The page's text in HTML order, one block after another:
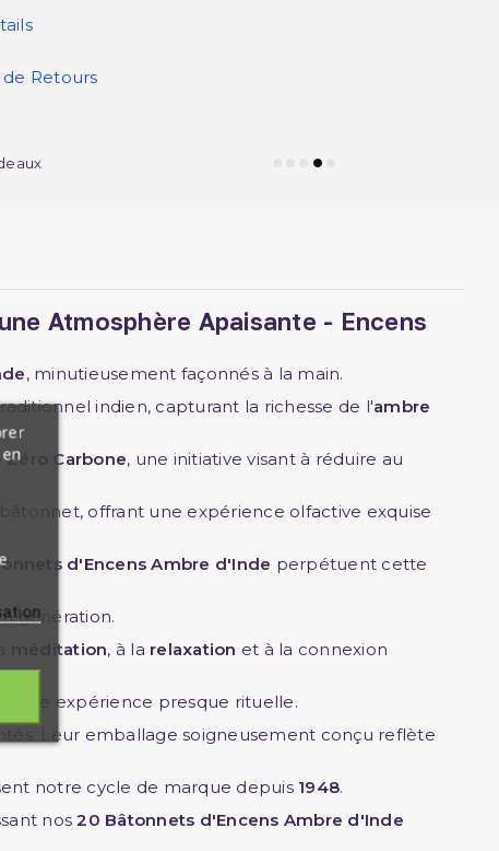
Retours
Atmosphère Apaisante - Encens
, minutieusement façonnés à la main.
indien, capturant la richesse de l'ambre
Zéro Carbone, une initiative visant à réduire au
offrant une expérience olfactive exquise
d'Encens Ambre d'Inde perpétuent cette
génération.
méditation, à la relaxation et à la connexion
une expérience presque rituelle.
Leur emballage soigneusement conçu reflète
notre cycle de marque depuis 1948.
nos20 Bâtonnets d'Encens Ambre d'Inde